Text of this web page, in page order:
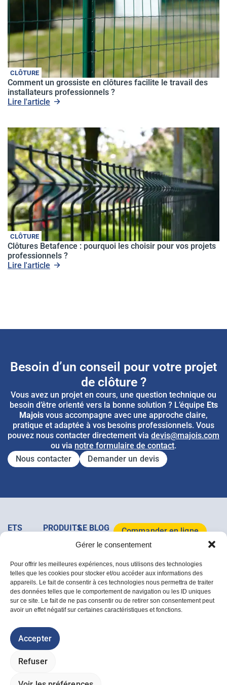
Gérer le consentement
Pour offrir les meilleures expériences, nous utilisons des technologies
telles que les cookies pour stocker et/ou accéder aux informations des
appareils. Le fait de consentir à ces technologies nous permettra de traiter
des données telles que le comportement de navigation ou les ID uniques
sur ce site. Le fait de ne pas consentir ou de retirer son consentement peut
avoir un effet négatif sur certaines caractéristiques et fonctions.
Accepter
Refuser
CLÔTURE
Comment un grossiste en clôtures facilite le travail des
installateurs professionnels ?
Lire l'article
CLÔTURE
Clôtures Betafence : pourquoi les choisir pour vos projets
professionnels ?
Lire l'article
Besoin d’un conseil pour votre projet
de clôture ?
Vous avez un projet en cours, une question technique ou
besoin d’être orienté vers la bonne solution ? L’équipe Ets
Majois vous accompagne avec une approche claire,
pratique et adaptée à vos besoins professionnels. Vous
pouvez nous contacter directement via devis@majois.com
ou via notre formulaire de contact.
Nous contacter
Demander un devis
ETS
07 67
Rue de la
Dîme, 1A
/ B-7133,
Buvrinnes
info@majois.com
PRODUITS
SERVICES
Acier
Bois
de
jardin
Accessoires
Déstockage
LE BLOG
Tous les
Commander en ligne
Télécharger le
Politique des cookies
Politique de confidentialité
Livraisons et retours
i-logicsetPlik Plok Factory